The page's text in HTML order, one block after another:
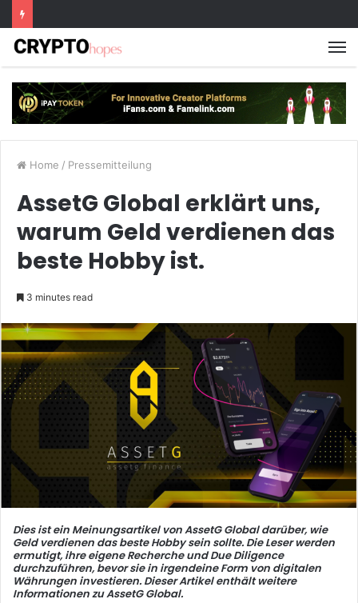
Home / Pressemitteilung
AssetG Global erklärt uns,
warum Geld verdienen das
beste Hobby ist.
3 minutes read
Dies ist ein Meinungsartikel von AssetG Global darüber, wie
Geld verdienen das beste Hobby sein sollte. Die Leser werden
ermutigt, ihre eigene Recherche und Due Diligence
durchzuführen, bevor sie in irgendeine Form von digitalen
Währungen investieren. Dieser Artikel enthält weitere
Informationen zu AssetG Global.